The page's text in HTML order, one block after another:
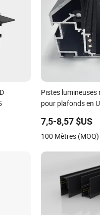
Pistes lumineuses
pour plafonds en
7,5-8,57 $US
100 Mètres (MOQ)